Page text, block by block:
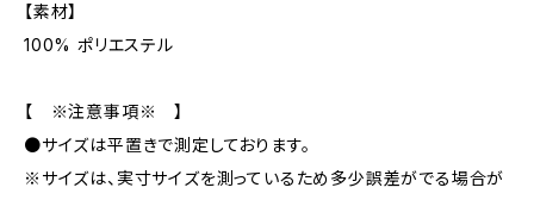
【素材】
100% ポリエステル
【 ※注意事項※ 】
●サイズは平置きで測定しております。
※サイズは、実寸サイズを測っているため多少誤差がでる場合が